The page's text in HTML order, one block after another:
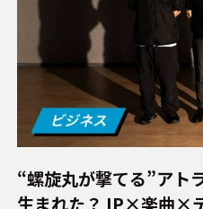
“螺旋丸が撃てる”アト
生まれた？ IP×楽曲×